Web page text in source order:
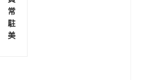
常
駐
美